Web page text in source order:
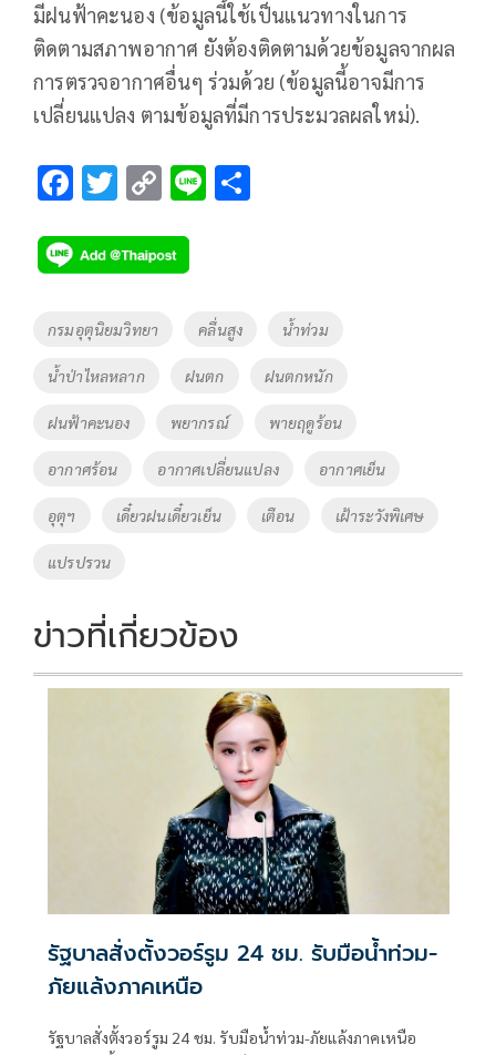
มีฝนฟ้าคะนอง (ข้อมูลนี้ใช้เป็นแนวทางในการ
ติดตามสภาพอากาศ ยังต้องติดตามด้วยข้อมูลจากผล
การตรวจอากาศอื่นๆ ร่วมด้วย (ข้อมูลนี้อาจมีการ
เปลี่ยนแปลง ตามข้อมูลที่มีการประมวลผลใหม่).
F
e
b
o
o
k
T
tt
er
C
p
y
Li
Tags
กรมอุตุนิยมวิทยา คลื่นสูง น้ำท่วม
น้ำป่าไหลหลาก ฝนตก ฝนตกหนัก
ฝนฟ้าคะนอง พยากรณ์ พายฤดูร้อน
อากาศร้อน อากาศเปลี่ยนแปลง อากาศเย็น
อุตุฯ เดี๋ยวฝนเดี๋ยวเย็น เตือน เฝ้าระวังพิเศษ
แปรปรวน
ข่าวที่เกี่ยวข้อง
รัฐบาลสั่งตั้งวอร์รูม 24 ชม. รับมือน้ำท่วม-
ภัยแล้งภาคเหนือ
รัฐบาลสั่งตั้งวอร์รูม 24 ชม. รับมือน้ำท่วม-ภัยแล้งภาคเหนือ